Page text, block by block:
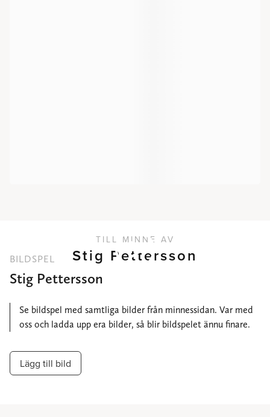
TILL MINNE AV
Stig Pettersson
BILDSPEL
Stig Pettersson
Se bildspel med samtliga bilder från minnessidan. Var med
oss och ladda upp era bilder, så blir bildspelet ännu finare.
Lägg till bild